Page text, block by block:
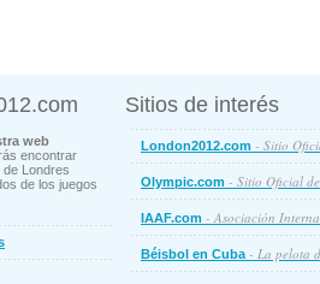
web
encontrar
Londres
de los juegos
Sitios de interés
London2012.com - Sitio
Olympic.com - Sitio Oficial
IAAF.com - Asociación
Béisbol en Cuba- La pelota